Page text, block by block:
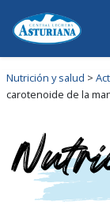
Nutrición y salud >
carotenoide de la